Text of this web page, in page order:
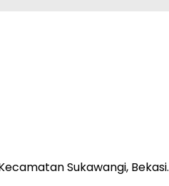
Sukawangi, Bekasi.